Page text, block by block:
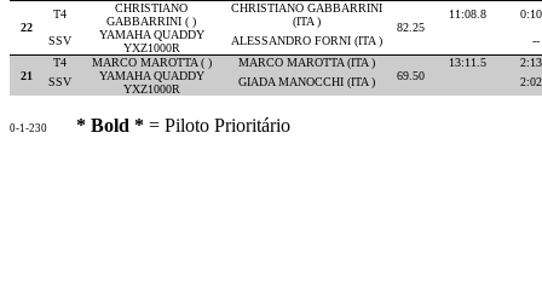
22
T4
CHRISTIANO
GABBARRINI ( )
CHRISTIANO GABBARRINI
(ITA )
82.25
11:08.8
SSV
YAMAHA QUADDY
YXZ1000R
ALESSANDRO FORNI (ITA ) --
21
T4 MARCO MAROTTA ( )
MARCO MAROTTA (ITA )
69.50
13:11.5
SSV
YAMAHA QUADDY
YXZ1000R
GIADA MANOCCHI (ITA )
0-1-230 * Bold * = Piloto Prioritário